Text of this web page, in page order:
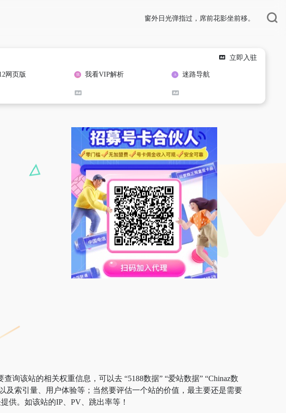
窗外日光弹指过，席前花影坐前移。
立即入驻
网页版 我看VIP解析 迷路导航
查询该站的相关权重信息，可以去 “5188数据” “爱站数据” “Chinaz数
索引量、用户体验等；当然要评估一个站的价值，最主要还是需要
供。如该站的IP、PV、跳出率等！